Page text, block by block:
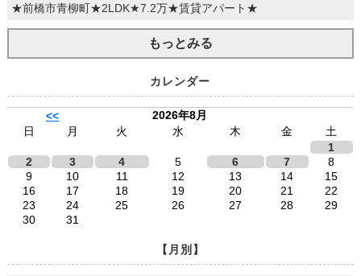
★前橋市青柳町★2LDK★7.2万★賃貸アパート★
もっとみる
カレンダー
<<
2026年8月
日
月 火 水 木 金
土
1
2
3 4 5 6 7
8
9
10 11 12 13 14
15
16
17 18 19 20 21
22
23
24 25 26 27 28
29
30
31
【月別】